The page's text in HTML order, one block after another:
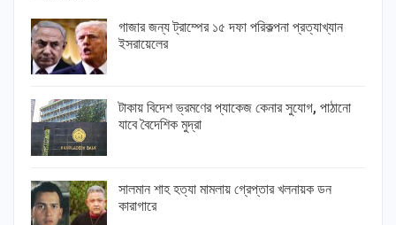
গাজার জন্য ট্রাম্পের ১৫ দফা পরিকল্পনা প্রত্যাখ্যান
ইসরায়েলের
টাকায় বিদেশ ভ্রমণের প্যাকেজ কেনার সুযোগ, পাঠানো
যাবে বৈদেশিক মুদ্রা
সালমান শাহ হত্যা মামলায় গ্রেপ্তার খলনায়ক ডন
কারাগারে